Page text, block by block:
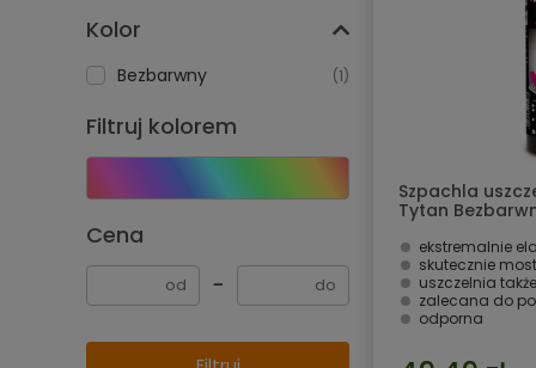
Kolor
Bezbarwny (1)
Filtruj kolorem
Cena
−
Szpachla
Tytan
ekstremalnie
skutecznie
uszczelnia
zalecana do
odporna